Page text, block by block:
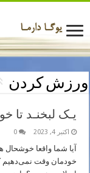
ورزش کردن
یـک لبخنـد
اکتبر 4, 2023 0
آیا شما واقعا خوشحال
خودمان وقت نمی‌دهیم